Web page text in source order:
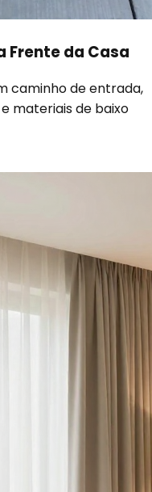
Frente da Casa
caminho de entrada,
materiais de baixo